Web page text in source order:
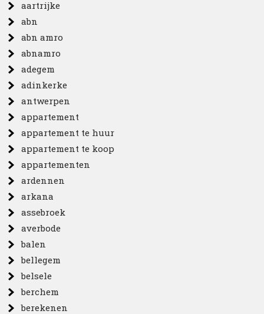
aartrijke
abn
abn amro
abnamro
adegem
adinkerke
antwerpen
appartement
appartement te huur
appartement te koop
appartementen
ardennen
arkana
assebroek
averbode
balen
bellegem
belsele
berchem
berekenen